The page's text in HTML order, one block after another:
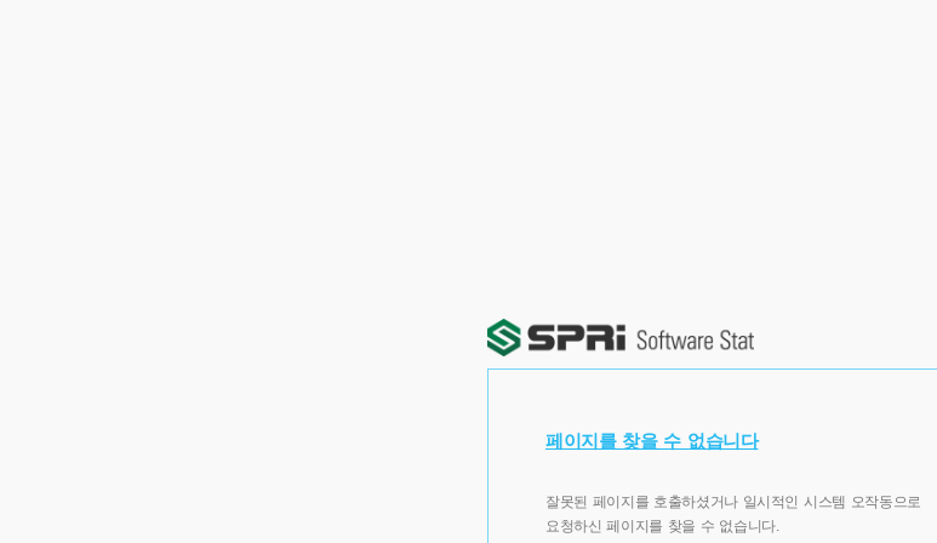
페이지를 찾을 수 없습니다
잘못된 페이지를 호출하셨거나 일시적인 시스템 오작동으로
요청하신 페이지를 찾을 수 없습니다.